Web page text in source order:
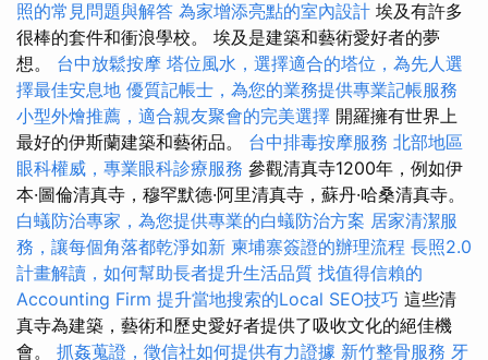
照的常見問題與解答 為家增添亮點的室內設計 埃及有許多
很棒的套件和衝浪學校。 埃及是建築和藝術愛好者的夢
想。 台中放鬆按摩 塔位風水，選擇適合的塔位，為先人選
擇最佳安息地 優質記帳士，為您的業務提供專業記帳服務
小型外燴推薦，適合親友聚會的完美選擇 開羅擁有世界上
最好的伊斯蘭建築和藝術品。 台中排毒按摩服務 北部地區
眼科權威，專業眼科診療服務 參觀清真寺1200年，例如伊
本·圖倫清真寺，穆罕默德·阿里清真寺，蘇丹·哈桑清真寺。
白蟻防治專家，為您提供專業的白蟻防治方案 居家清潔服
務，讓每個角落都乾淨如新 柬埔寨簽證的辦理流程 長照2.0
計畫解讀，如何幫助長者提升生活品質 找值得信賴的
Accounting Firm 提升當地搜索的Local SEO技巧 這些清
真寺為建築，藝術和歷史愛好者提供了吸收文化的絕佳機
會。 抓姦蒐證，徵信社如何提供有力證據 新竹整骨服務 牙